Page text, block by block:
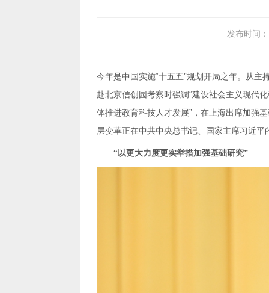
发布时间
层变革正在中共中央总书记、国家主席习近平
“以更大力度更实举措加强基础研究”